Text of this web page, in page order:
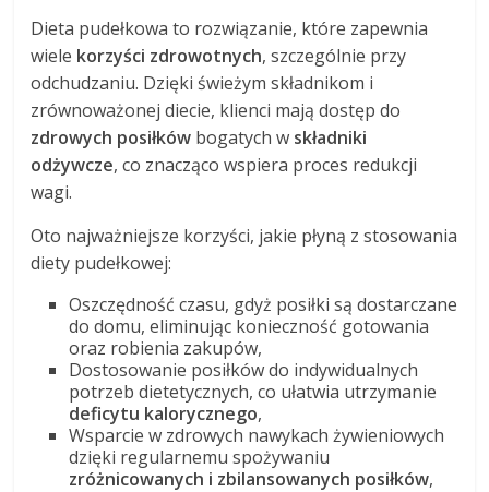
Dieta pudełkowa to rozwiązanie, które zapewnia
wiele korzyści zdrowotnych, szczególnie przy
odchudzaniu. Dzięki świeżym składnikom i
zrównoważonej diecie, klienci mają dostęp do
zdrowych posiłków bogatych w składniki
odżywcze, co znacząco wspiera proces redukcji
wagi.
Oto najważniejsze korzyści, jakie płyną z stosowania
diety pudełkowej:
Oszczędność czasu, gdyż posiłki są dostarczane
do domu, eliminując konieczność gotowania
oraz robienia zakupów,
Dostosowanie posiłków do indywidualnych
potrzeb dietetycznych, co ułatwia utrzymanie
deficytu kalorycznego,
Wsparcie w zdrowych nawykach żywieniowych
dzięki regularnemu spożywaniu
zróżnicowanych i zbilansowanych posiłków,